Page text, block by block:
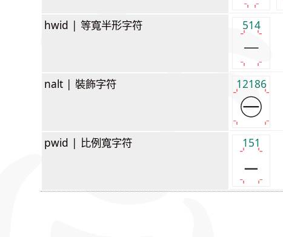
hwid | 等寬半形字符 514
nalt | 裝飾字符 12186
pwid | 比例寬字符 151